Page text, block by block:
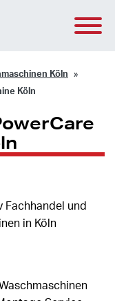
Köln
Köln
Fachhandel und
in Köln